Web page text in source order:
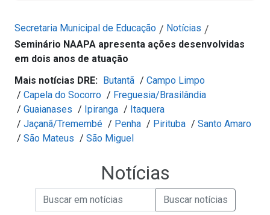
Secretaria Municipal de Educação / Notícias /
Seminário NAAPA apresenta ações desenvolvidas
em dois anos de atuação
Mais notícias DRE: Butantã / Campo Limpo
/ Capela do Socorro / Freguesia/Brasilândia
/ Guaianases / Ipiranga / Itaquera
/ Jaçanã/Tremembé / Penha / Pirituba / Santo Amaro
/ São Mateus / São Miguel
Notícias
Campo de Busca de Notícias
Campo de Busca de informaçõesEnviar a Busca de Notícias